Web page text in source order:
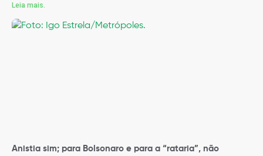
Leia mais.
Anistia sim; para Bolsonaro e para a “rataria”, não